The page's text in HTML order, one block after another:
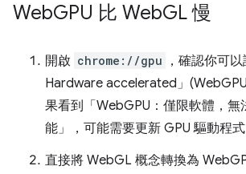
WebGPU 比 WebGL 慢
開啟 chrome://gpu
，確認你可
Hardware accelerated」
果看到「WebGPU：僅限軟體，無
能」，可能需要更新 GPU 驅動程式
直接將 WebGL 概念轉換為